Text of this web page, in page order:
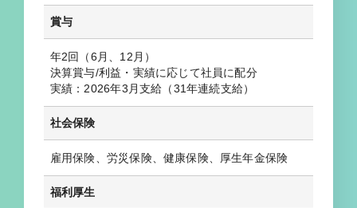
賞与
年2回（6月、12月）
決算賞与/利益・実績に応じて社員に配分
実績：2026年3月支給（31年連続支給）
社会保険
雇用保険、労災保険、健康保険、厚生年金保険
福利厚生